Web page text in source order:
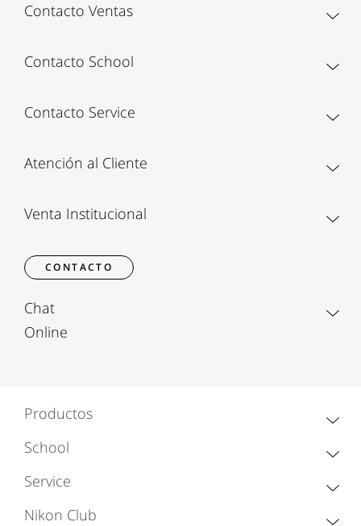
Contacto Ventas
Contacto School
Contacto Service
Atención al Cliente
Venta Institucional
CONTACTO
Chat
Online
Productos
School
Service
Nikon Club